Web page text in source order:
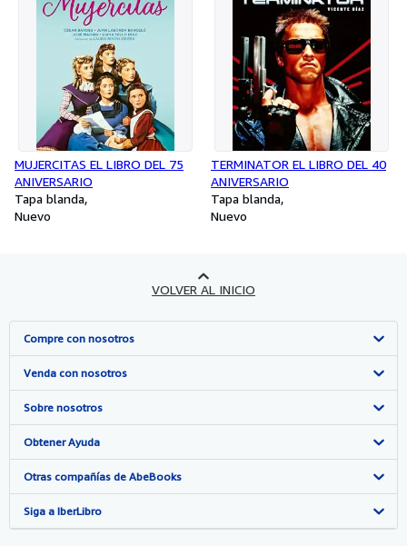
MUJERCITAS EL LIBRO DEL 75
ANIVERSARIO
Tapa blanda
Nuevo
TERMINATOR EL LIBRO DEL 40
ANIVERSARIO
Tapa blanda
Nuevo
VOLVER AL INICIO
Compre con nosotros
Búsqueda avanzada
Colecciones
Mi cuenta
Mis pedidos
Ver carrito
Venda con nosotros
Comenzar a vender
Únase a nuestro programa de afiliados
Recomiende un vendedor
Sobre nosotros
Sobre IberLibro
Medios
Empleo
Obtener Ayuda
Preguntas frecuentes y guías
Atención al Cliente
Otras compañías de AbeBooks
AbeBooks.com
Siga a IberLibro